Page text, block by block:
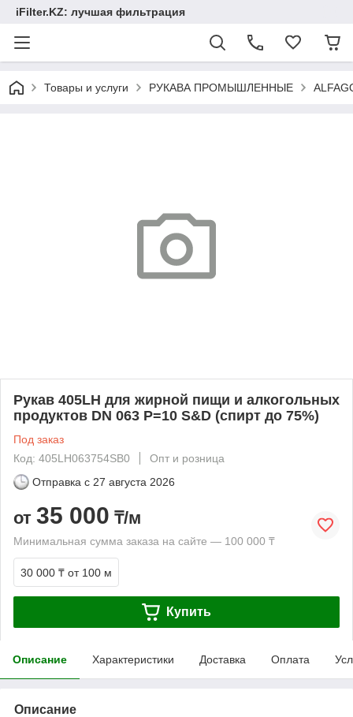
iFilter.KZ: лучшая фильтрация
Товары и услуги РУКАВА ПРОМЫШЛЕННЫЕ
Рукав 405LH для жирной пищи и алкогольных
продуктов DN 063 P=10 S&D (спирт до 75%)
Под заказ
Код: 405LH063754SB0
Опт и розница
Отправка с 27 августа 2026
от 35 000 ₸/м
Минимальная сумма заказа на сайте — 100 000 ₸
30 000 ₸ от 100 м
Купить
Описание Характеристики Доставка Оплата
Описание